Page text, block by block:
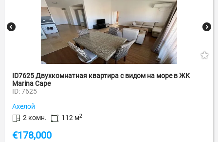
ID7625 Двухкомнатная квартира с видом на море в ЖК
Marina Cape
ID: 7625
Ахелой
2 комн.
112 м2
€178,000